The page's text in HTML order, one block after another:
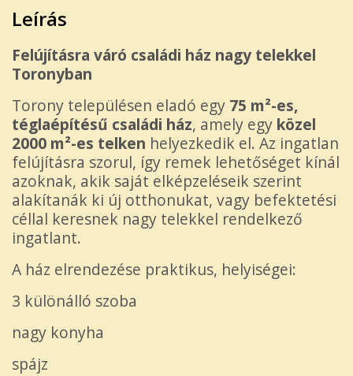
Leírás
Felújításra váró családi ház nagy telekkel
Toronyban
Torony településen eladó egy 75 m²-es,
téglaépítésű családi ház, amely egy közel
2000 m²-es telken helyezkedik el. Az ingatlan
felújításra szorul, így remek lehetőséget kínál
azoknak, akik saját elképzeléseik szerint
alakítanák ki új otthonukat, vagy befektetési
céllal keresnek nagy telekkel rendelkező
ingatlant.
A ház elrendezése praktikus, helyiségei:
3 különálló szoba
nagy konyha
spájz